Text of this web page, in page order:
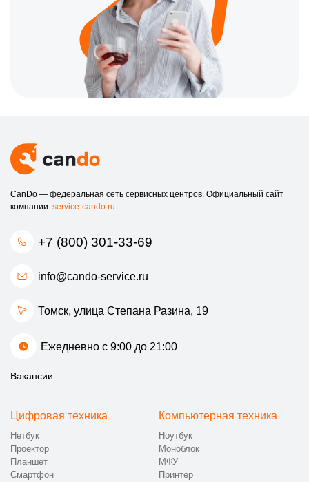
CanDo — федеральная сеть сервисных центров. Официальный сайт
компании: service-cando.ru
+7 (800) 301-33-69
info@cando-service.ru
Томск, улица Степана Разина, 19
Ежедневно с 9:00 до 21:00
Вакансии
Цифровая техника
Нетбук
Проектор
Планшет
Смартфон
Компьютерная техника
Ноутбук
Моноблок
МФУ
Принтер